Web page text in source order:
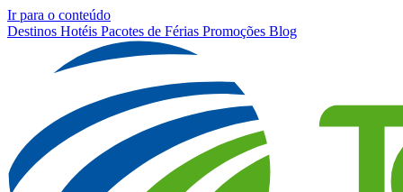
Ir para o conteúdo
Destinos Hotéis Pacotes de Férias Promoções Blog